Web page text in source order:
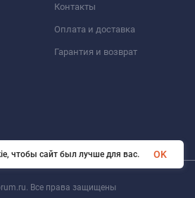
Контакты
Оплата и доставка
Гарантия и возврат
Все права защищены
чтобы сайт был лучше для вас. OK